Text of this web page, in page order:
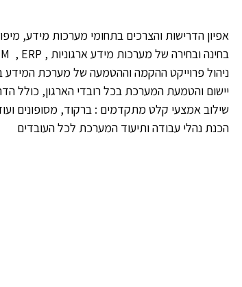
אפיון הדרישות והצרכים בתחומי מערכות מידע,
בחינה ובחירה של מערכות מידע ארגוניות , WMS , CRM , ERP ועוד.
ניהול פרוייקט ההקמה וההטמעה של מערכת המידע
יישום והטמעת המערכת בכל רובדי הארגון, כולל
שילוב אמצעי קלט מתקדמים : ברקוד, מסופונים
הכנת נהלי עבודה ותיעוד המערכת לכל העובדים